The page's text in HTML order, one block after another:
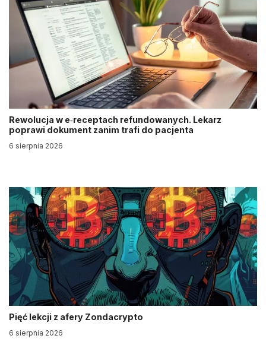
Rewolucja w e‑receptach refundowanych. Lekarz
poprawi dokument zanim trafi do pacjenta
6 sierpnia 2026
Pięć lekcji z afery Zondacrypto
6 sierpnia 2026